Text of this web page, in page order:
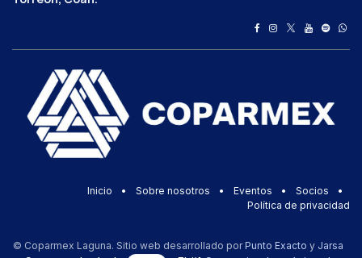
Inicio • Sobre nosotros • Eventos • Socios
•
Política de privacidad
© Coparmex Laguna. Sitio web desarrollado por Punto Exacto y Jarsa